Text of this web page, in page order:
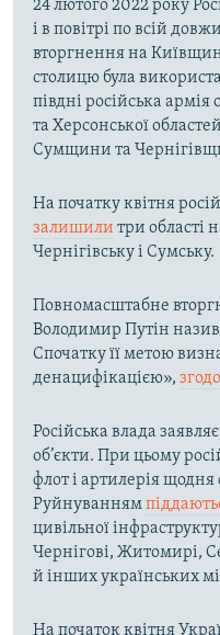
24 лютого 2022 року
і в повітрі по всій
вторгнення на
столицю була
півдні російська армія
та Херсонської
Сумщини та
На початку квітня
залишили три області
Чернігівську і Сумську.
Повномасштабне
Володимир Путін
Спочатку її метою
денацифікацією»,
Російська влада
об’єкти. При цьому
флот і артилерія щодня
Руйнуванням
цивільної
Чернігові, Житомирі,
й інших українських
На початок квітня